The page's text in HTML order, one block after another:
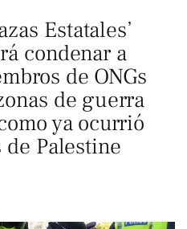
Estatales’
condenar a
de ONGs
de guerra
ya ocurrió
Palestine